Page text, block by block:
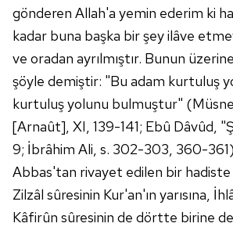
gönderen Allah'a yemin ederim ki
kadar buna başka bir şey ilâve
ve oradan ayrılmıştır. Bunun
şöyle demiştir: "Bu adam kurtuluş
kurtuluş yolunu bulmuştur"
[Arnaût], XI, 139-141; Ebû Dâvûd,
9; İbrâhim Ali, s. 302-303, 360-
Abbas'tan rivayet edilen bir hadiste
Zilzâl sûresinin Kur'an'ın yarısına,
Kâfirûn sûresinin de dörtte birine